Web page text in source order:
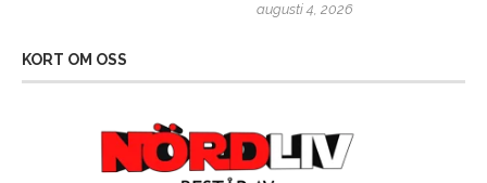
augusti 4, 2026
KORT OM OSS